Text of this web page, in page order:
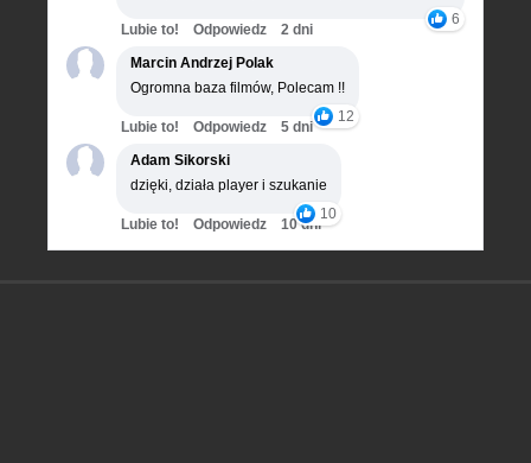
6
Lubie to! Odpowiedz
2 dni
Marcin Andrzej Polak
Ogromna baza filmów, Polecam !!
12
Lubie to! Odpowiedz
5 dni
Adam Sikorski
dzięki, działa player i szukanie
10
Lubie to! Odpowiedz 10 dni